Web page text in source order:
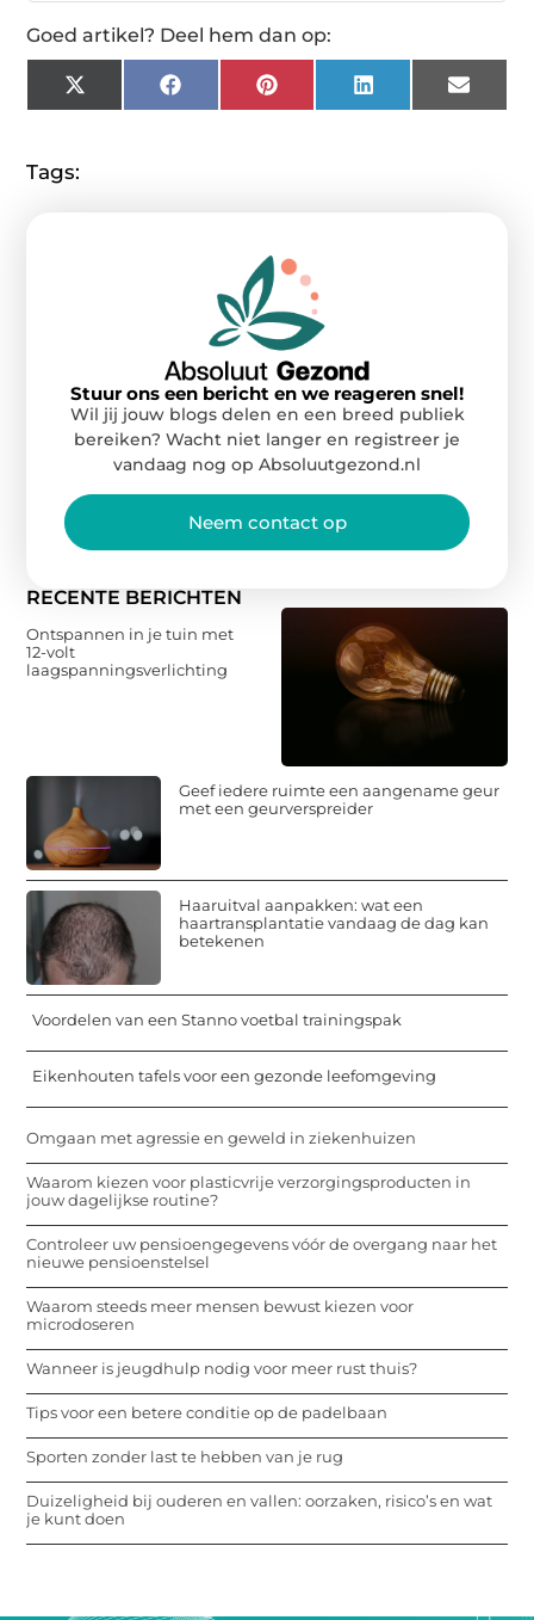
Goed artikel? Deel hem dan op:
X
(Twitter)
FacebookPinterestLinkedInEmail
Tags:
RECENTE BERICHTEN
Ontspannen in je tuin met
12-volt
laagspanningsverlichting
Geef iedere ruimte een aangename geur
met een geurverspreider
Haaruitval aanpakken: wat een
haartransplantatie vandaag de dag kan
betekenen
Voordelen van een Stanno voetbal trainingspak
Eikenhouten tafels voor een gezonde leefomgeving
Omgaan met agressie en geweld in ziekenhuizen
Waarom kiezen voor plasticvrije verzorgingsproducten in
jouw dagelijkse routine?
Controleer uw pensioengegevens vóór de overgang naar het
nieuwe pensioenstelsel
Waarom steeds meer mensen bewust kiezen voor
microdoseren
Wanneer is jeugdhulp nodig voor meer rust thuis?
Tips voor een betere conditie op de padelbaan
Sporten zonder last te hebben van je rug
Duizeligheid bij ouderen en vallen: oorzaken, risico’s en wat
je kunt doen
Stuur ons een bericht en we reageren snel!
Wil jij jouw blogs delen en een breed publiek
bereiken? Wacht niet langer en registreer je
vandaag nog op Absoluutgezond.nl
Neem contact op